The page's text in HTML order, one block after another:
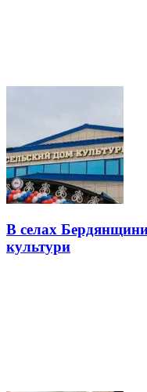
В селах Бердянщини
культури